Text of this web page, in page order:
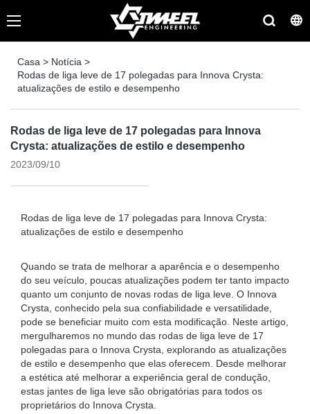
Casa > Notícia >
Rodas de liga leve de 17 polegadas para Innova Crysta:
atualizações de estilo e desempenho
Rodas de liga leve de 17 polegadas para Innova
Crysta: atualizações de estilo e desempenho
2023/09/10
Rodas de liga leve de 17 polegadas para Innova Crysta:
atualizações de estilo e desempenho
Quando se trata de melhorar a aparência e o desempenho
do seu veículo, poucas atualizações podem ter tanto impacto
quanto um conjunto de novas rodas de liga leve. O Innova
Crysta, conhecido pela sua confiabilidade e versatilidade,
pode se beneficiar muito com esta modificação. Neste artigo,
mergulharemos no mundo das rodas de liga leve de 17
polegadas para o Innova Crysta, explorando as atualizações
de estilo e desempenho que elas oferecem. Desde melhorar
a estética até melhorar a experiência geral de condução,
estas jantes de liga leve são obrigatórias para todos os
proprietários do Innova Crysta.